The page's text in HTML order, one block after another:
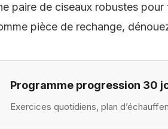
paire de ciseaux robustes
pièce de rechange,
Programme progression 30
Exercices quotidiens, plan